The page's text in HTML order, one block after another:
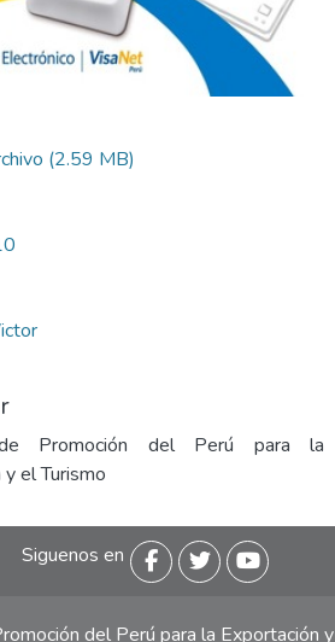
(2.59 MB)
Promoción del Perú para la
el Turismo
Siguenos en
del Perú para la Exportación